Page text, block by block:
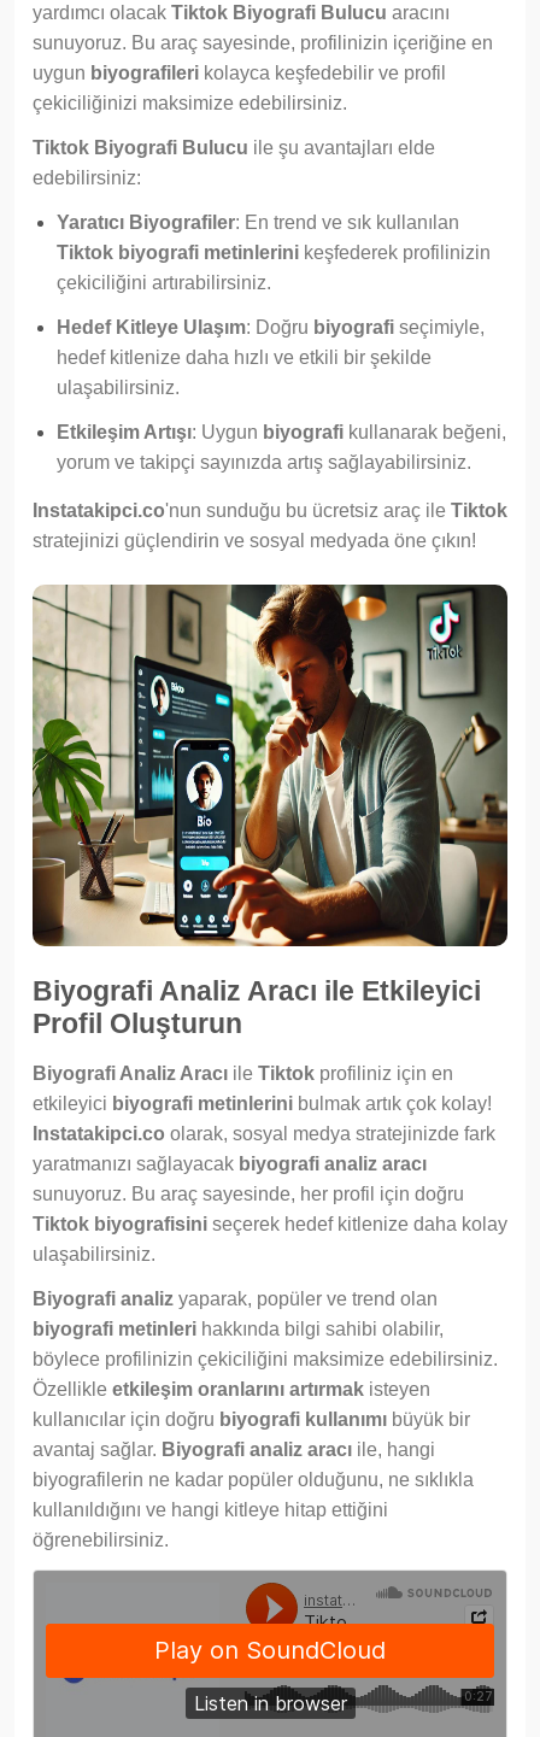
yardımcı olacak Tiktok Biyografi Bulucu aracını
sunuyoruz. Bu araç sayesinde, profilinizin içeriğine en
uygun biyografileri kolayca keşfedebilir ve profil
çekiciliğinizi maksimize edebilirsiniz.
Tiktok Biyografi Bulucu ile şu avantajları elde
edebilirsiniz:
Yaratıcı Biyografiler: En trend ve sık kullanılan
Tiktok biyografi metinlerini keşfederek profilinizin
çekiciliğini artırabilirsiniz.
Hedef Kitleye Ulaşım: Doğru biyografi seçimiyle,
hedef kitlenize daha hızlı ve etkili bir şekilde
ulaşabilirsiniz.
Etkileşim Artışı: Uygun biyografi kullanarak beğeni,
yorum ve takipçi sayınızda artış sağlayabilirsiniz.
Instatakipci.co'nun sunduğu bu ücretsiz araç ile Tiktok
stratejinizi güçlendirin ve sosyal medyada öne çıkın!
Biyografi Analiz Aracı ile Etkileyici
Profil Oluşturun
Biyografi Analiz Aracı ile Tiktok profiliniz için en
etkileyici biyografi metinlerini bulmak artık çok kolay!
Instatakipci.co olarak, sosyal medya stratejinizde fark
yaratmanızı sağlayacak biyografi analiz aracı
sunuyoruz. Bu araç sayesinde, her profil için doğru
Tiktok biyografisini seçerek hedef kitlenize daha kolay
ulaşabilirsiniz.
Biyografi analiz yaparak, popüler ve trend olan
biyografi metinleri hakkında bilgi sahibi olabilir,
böylece profilinizin çekiciliğini maksimize edebilirsiniz.
Özellikle etkileşim oranlarını artırmak isteyen
kullanıcılar için doğru biyografi kullanımı büyük bir
avantaj sağlar. Biyografi analiz aracı ile, hangi
biyografilerin ne kadar popüler olduğunu, ne sıklıkla
kullanıldığını ve hangi kitleye hitap ettiğini
öğrenebilirsiniz.